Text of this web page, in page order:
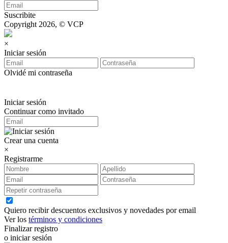
Suscribite
Copyright 2026, © VCP
×
Iniciar sesión
Olvidé mi contraseña
Iniciar sesión
Continuar como invitado
Crear una cuenta
×
Registrarme
Quiero recibir descuentos exclusivos y novedades por email
Ver los términos y condiciones
Finalizar registro
o iniciar sesión